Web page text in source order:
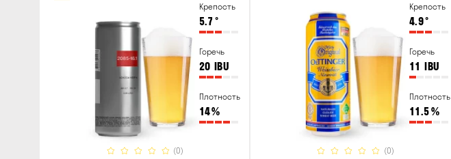
Крепость
5.7°
Горечь
20 IBU
Плотность
14%
(0)
Крепость
4.9°
Горечь
11 IBU
Плотность
11.5%
(0)